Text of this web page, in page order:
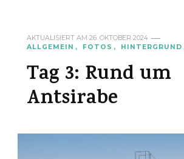
AKTUALISIERT AM 26. OKTOBER 2024
ALLGEMEIN
FOTOS HINTERGRUND
Tag 3: Rund um
Antsirabe